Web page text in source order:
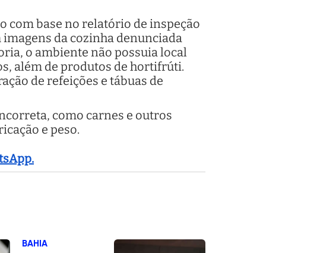
com base no relatório de inspeção
da cozinha denunciada
o ambiente não possuia local
além de produtos de hortifrúti.
de refeições e tábuas de
como carnes e outros
e peso.
BAHIA